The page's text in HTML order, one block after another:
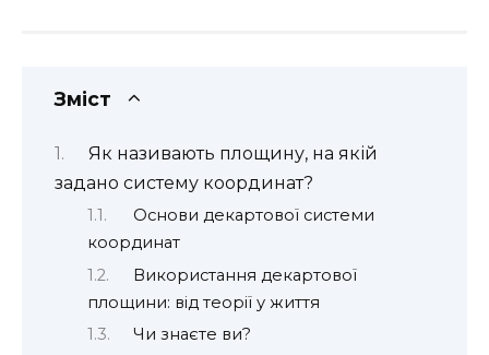
Зміст
Як називають площину, на якій
задано систему координат?
Основи декартової системи
координат
Використання декартової
площини: від теорії у життя
Чи знаєте ви?